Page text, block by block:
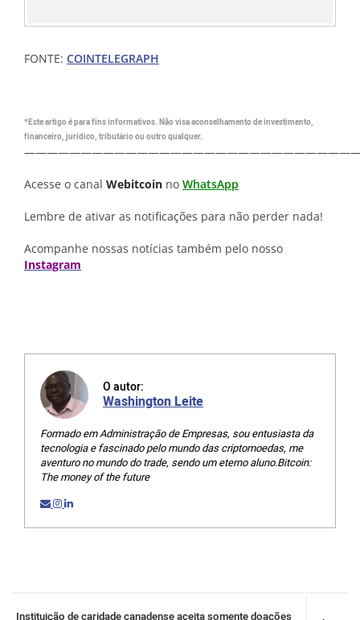
FONTE: COINTELEGRAPH
*Este artigo é para fins informativos. Não visa aconselhamento de investimento,
financeiro, jurídico, tributário ou outro qualquer.
Acesse o canal Webitcoin no WhatsApp
Lembre de ativar as notificações para não perder nada!
Acompanhe nossas notícias também pelo nosso
Instagram
O autor:
Washington Leite
Formado em Administração de Empresas, sou entusiasta da
tecnologia e fascinado pelo mundo das criptomoedas, me
aventuro no mundo do trade, sendo um eterno aluno.Bitcoin:
The money of the future
Instituição de caridade canadense aceita somente doações